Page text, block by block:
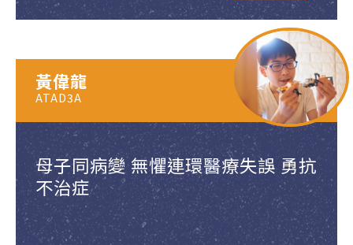
母子同病變 無懼連環醫療失誤 勇抗
不治症
黃偉龍
ATAD3A